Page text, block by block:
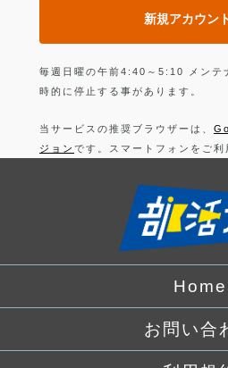
新規アカウン
毎週日曜の午前4:40～5:10 メンテ
時的に停止する事があります。
当サービスの推奨ブラウザーは、
ジョン です。スマートフォンをご
上記以外のブラウザーでは正常に
ますので、ご注意ください。
ログインすることにより、部活の利
なります。
プライバシーポリシー
でログイン
Home
お問い合